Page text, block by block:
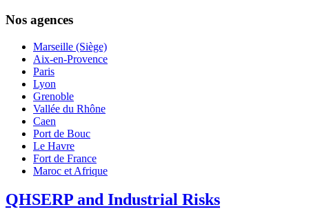
Nos agences
Marseille (Siège)
Aix-en-Provence
Paris
Lyon
Grenoble
Vallée du Rhône
Caen
Port de Bouc
Le Havre
Fort de France
Maroc et Afrique
QHSERP and Industrial Risks